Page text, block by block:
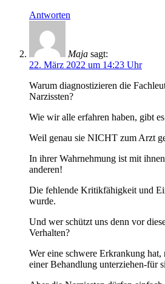
Antworten
Maja sagt:
22. März 2022 um 14:23 Uhr
Warum diagnostizieren die
Narzissten?
Wie wir alle erfahren haben, gibt
Weil genau sie NICHT zum Arzt
In ihrer Wahrnehmung ist mit
anderen!
Die fehlende Kritikfähigkeit und
wurde.
Und wer schützt uns denn vor
Verhalten?
Wer eine schwere Erkrankung hat,
einer Behandlung unterziehen-für